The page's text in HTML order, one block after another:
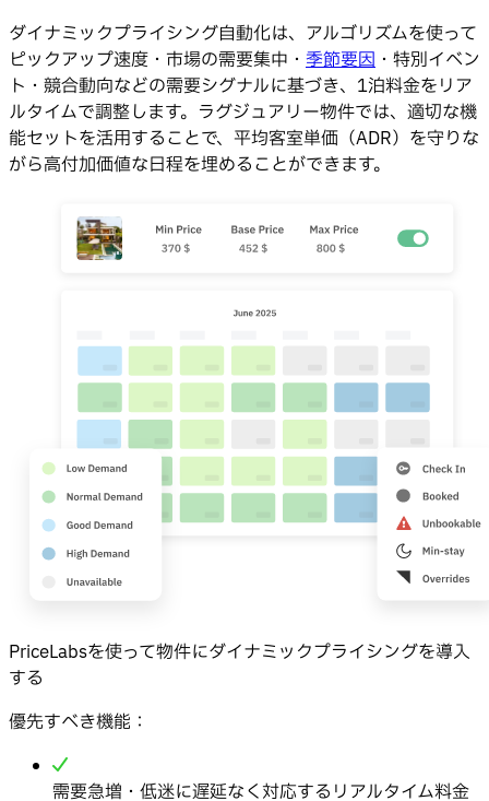
ダイナミックプライシング自動化は、アルゴリズムを使って
ピックアップ速度・市場の需要集中・ 季節要因 ・特別イベン
ト・競合動向などの需要シグナルに基づき、1泊料金をリア
ルタイムで調整します。ラグジュアリー物件では、適切な機
能セットを活用することで、平均客室単価（ADR）を守りな
がら高付加価値な日程を埋めることができます。
PriceLabsを使って物件にダイナミックプライシングを導入
する
優先すべき機能：
需要急増・低迷に遅延なく対応するリアルタイム料金